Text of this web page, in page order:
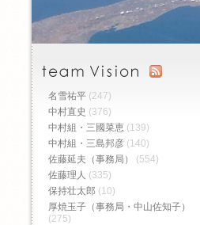
名雪祐平 (247)
中村直史 (376)
中村組・三國菜恵 (139)
中村組・三島邦彦 (140)
佐藤延夫（事務局）
(554)
佐藤理人 (335)
保持壮太郎 (10)
厚焼玉子（事務局・中山佐知子）
(275)